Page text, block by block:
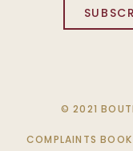
© 2021
COMPLAINTS BOOK